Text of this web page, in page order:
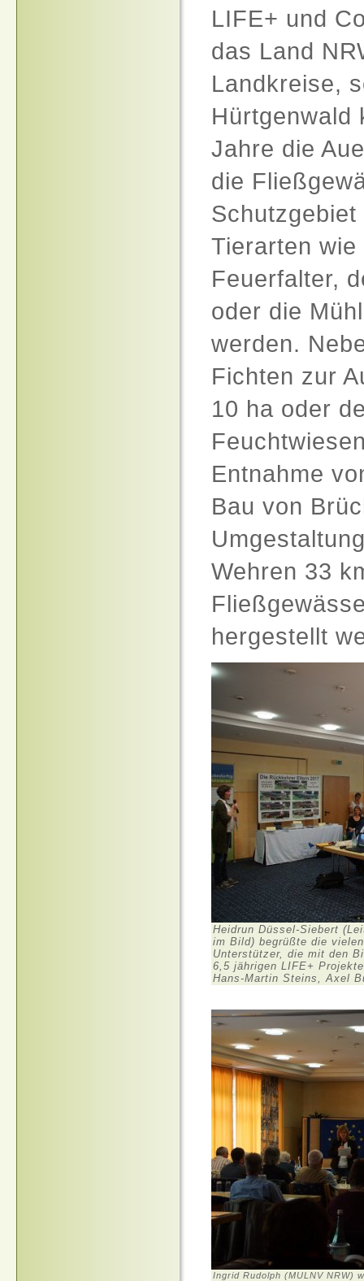
LIFE+ und
das Land
Landkreise,
Hürtgenwald
Jahre die
die
Tierarten
Feuerfalter,
oder die
werden.
Fichten zur
10 ha oder
Entnahme
Bau von
Wehren 33
hergestellt
Heidrun Düssel-Siebert
im Bild) begrüßte die
Unterstützer, die mit den
6,5 jährigen LIFE+
Hans-Martin Steins, Axel
Ingrid Rudolph (MULNV NRW)